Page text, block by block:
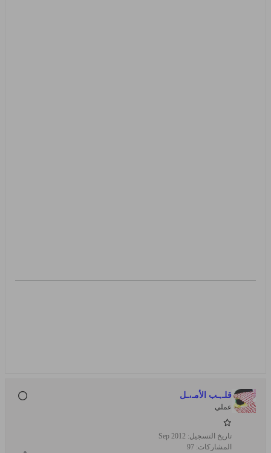
قلـ,ـب الأمـ،ـل
عملي
تاريخ التسجيل: Sep 2012
المشاركات: 97